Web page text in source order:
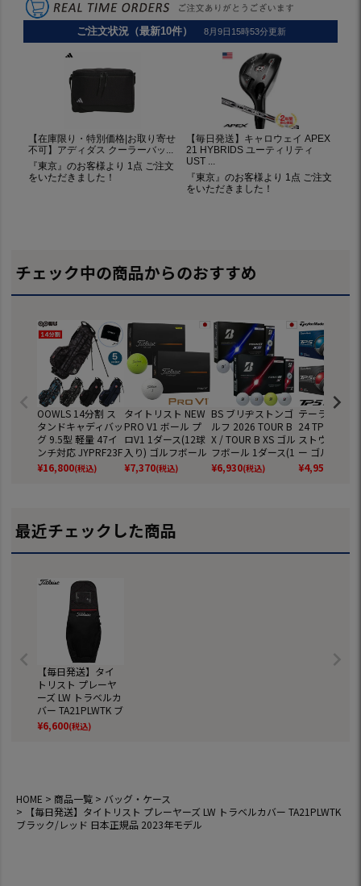
チェック中の商品からのおすすめ
OOWLS 14分割 ス
タンドキャディバッ
グ 9.5型 軽量 47イ
ンチ対応 JYPRF23F
SB 【JYPER'Sオリ
ジナル商品】
¥16,800(税込)
タイトリスト NEW
PRO V1 ボール プ
ロV1 1ダース(12球
入り) ゴルフボール
2025年モデル TITL
EIST 日本正規品
¥7,370(税込)
BS ブリヂストンゴ
ルフ 2026 TOUR B
X / TOUR B XS ゴル
フボール 1ダース(1
2球入) ツアーB ゴ
ルフ 2026年モデル
¥6,930(税込)
テーラーメイ
24 TP5 TP5x
ストウレタン
ー ゴルフボー
ダース 全12
正規品
¥4,959
最近チェックした商品
【毎日発送】タイ
トリスト プレーヤ
ーズ LW トラベルカ
バー TA21PLWTK ブ
ラック/レッド 日本
正規品 2023年モデ
¥6,600(税込)
HOME 商品一覧
バッグ・ケース
【毎日発送】タイトリスト プレーヤーズ LW トラベルカバー TA21PLWTK
ブラック/レッド 日本正規品 2023年モデル